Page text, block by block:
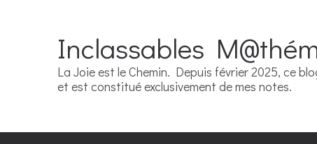
Inclassables
La Joie est le Chemin. Depuis février 2025, ce
et est constitué exclusivement de mes notes.